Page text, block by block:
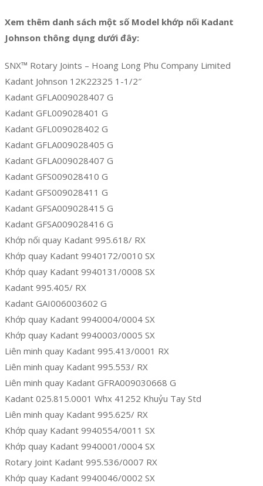
Xem thêm danh sách một số Model khớp nối Kadant
Johnson thông dụng dưới đây:
SNX™ Rotary Joints – Hoang Long Phu Company Limited
Kadant Johnson 12K22325 1-1/2″
Kadant GFLA009028407 G
Kadant GFL009028401 G
Kadant GFL009028402 G
Kadant GFLA009028405 G
Kadant GFLA009028407 G
Kadant GFS009028410 G
Kadant GFS009028411 G
Kadant GFSA009028415 G
Kadant GFSA009028416 G
Khớp nối quay Kadant 995.618/ RX
Khớp quay Kadant 9940172/0010 SX
Khớp quay Kadant 9940131/0008 SX
Kadant 995.405/ RX
Kadant GAI006003602 G
Khớp quay Kadant 9940004/0004 SX
Khớp quay Kadant 9940003/0005 SX
Liên minh quay Kadant 995.413/0001 RX
Liên minh quay Kadant 995.553/ RX
Liên minh quay Kadant GFRA009030668 G
Kadant 025.815.0001 Whx 41252 Khuỷu Tay Std
Liên minh quay Kadant 995.625/ RX
Khớp quay Kadant 9940554/0011 SX
Khớp quay Kadant 9940001/0004 SX
Rotary Joint Kadant 995.536/0007 RX
Khớp quay Kadant 9940046/0002 SX